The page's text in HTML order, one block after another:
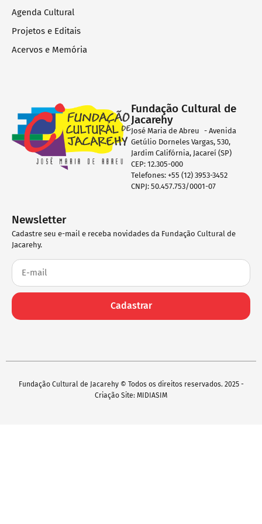
Agenda Cultural
Projetos e Editais
Acervos e Memória
Fundação Cultural de
Jacarehy
José Maria de Abreu - Avenida
Getúlio Dorneles Vargas, 530,
Jardim Califórnia, Jacareí (SP)
CEP: 12.305-000
Telefones: +55 (12) 3953-3452
CNPJ: 50.457.753/0001-07
Newsletter
Cadastre seu e-mail e receba novidades da Fundação Cultural de
Jacarehy.
Cadastrar
Fundação Cultural de Jacarehy © Todos os direitos reservados. 2025 -
Criação Site: MIDIASIM